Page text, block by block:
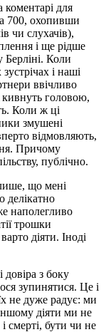
для
700, охопивши
чи слухачів),
і ще рідше
Берліні. Коли
і наші
ввічливо
головою,
Коли ж ці
змушені
відмовляють,
Причому
публічно.
що мені
делікатно
наполегливо
трошки
діяти. Іноді
з боку
зупинятися. Це і
не дуже радує: ми
діяти ми не
смерті, бути чи не